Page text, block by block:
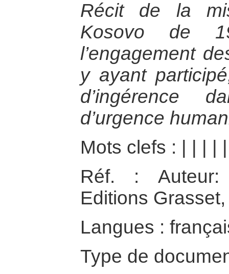
Récit de la
Kosovo de
l’engagement
y ayant
d’ingérence
d’urgence
Mots clefs :
Réf. : Auteur:
Editions
Langues :
Type de